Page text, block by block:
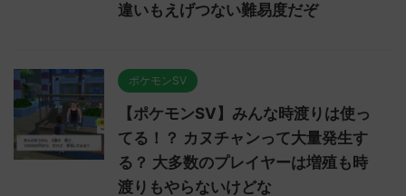
違いもえげつない難易度だぞ
ポケモンSV
【ポケモンSV】みんな時渡りは使っ
てる！？ カヌチャンって大量発生す
る？ 大多数のプレイヤーは増殖も時
渡りもやらないけどな